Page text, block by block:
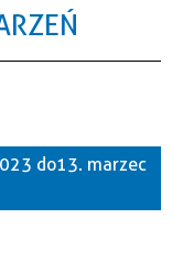
do 13. marzec